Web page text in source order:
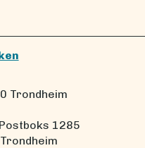
Trondheim
1285